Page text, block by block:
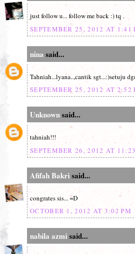
just follow u... follow me back :) tq .
SEPTEMBER 25, 2012 AT 1:41
nina said...
Tahniah...lyana..,cantik sgt...:)setuju
SEPTEMBER 25, 2012 AT 2:52
Unknownsaid...
tahniah!!!
SEPTEMBER 26, 2012 AT
Afifah Bakrisaid...
congrates sis... =D
OCTOBER 1, 2012 AT 3:02 PM
nabila azmisaid...